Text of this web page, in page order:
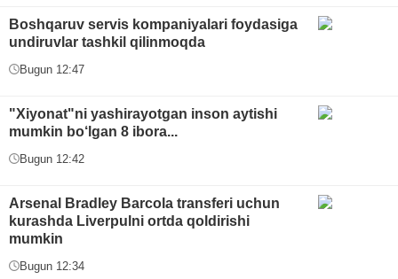
Boshqaruv servis kompaniyalari foydasiga
undiruvlar tashkil qilinmoqda
Bugun 12:47
"Xiyonat"ni yashirayotgan inson aytishi
mumkin bo‘lgan 8 ibora...
Bugun 12:42
Arsenal Bradley Barcola transferi uchun
kurashda Liverpulni ortda qoldirishi
mumkin
Bugun 12:34